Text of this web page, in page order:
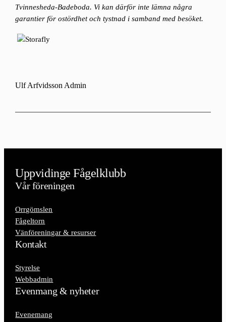
Tvinnesheda-Badeboda. Vi kan därför inte lämna några
garantier för ostördhet och tystnad i samband med besöket.
Ulf Arfvidsson Admin
Uppvidinge Fågelklubb
Vår föreningen
Orrgömslen
Fågeltorn
Vänföreningar & resurser
Kontakt
Styrelse
Webbadmin
Evenmang & nyheter
Evenemang